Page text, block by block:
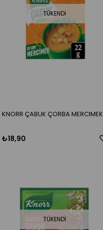
TÜKENDI
KNORR ÇABUK ÇORBA MERCIMEK
₺18,90
TÜKENDI